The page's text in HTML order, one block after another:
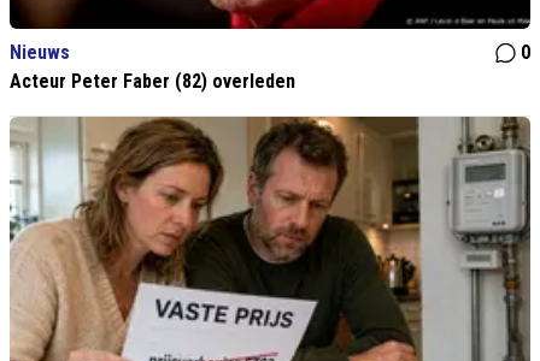
Nieuws
0
Acteur Peter Faber (82) overleden